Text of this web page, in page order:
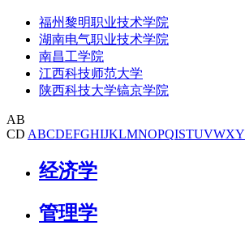
福州黎明职业技术学院
湖南电气职业技术学院
南昌工学院
江西科技师范大学
陕西科技大学镐京学院
AB
CD ABCDEFGHIJKLMNOPQISTUVWXY
经济学
管理学